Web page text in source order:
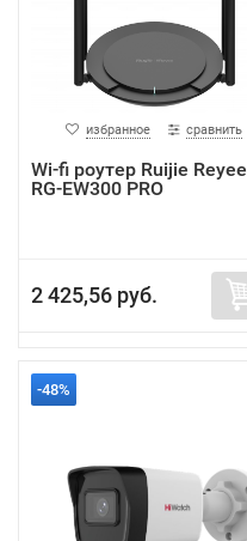
избранное сравнить
Wi-fi роутер Ruijie Reyee
RG-EW300 PRO
2 425,56 руб.
-48%